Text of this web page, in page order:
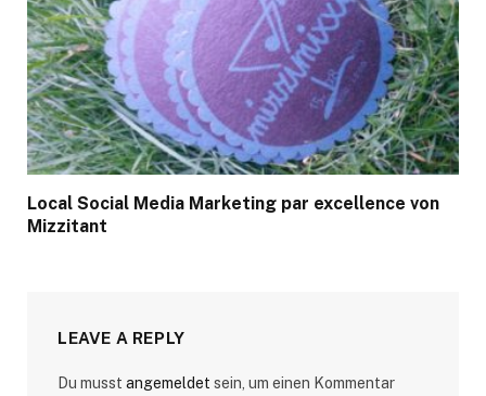
Local Social Media Marketing par excellence von
Mizzitant
LEAVE A REPLY
Du musst angemeldet sein, um einen Kommentar